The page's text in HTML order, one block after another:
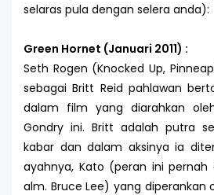
selaras pula dengan selera anda):
Green Hornet (Januari 2011) :
Seth Rogen (Knocked Up,
sebagai Britt Reid pahlawan
dalam film yang diarahkan
Gondry ini. Britt adalah putra
kabar dan dalam aksinya ia
ayahnya, Kato (peran ini pernah
alm. Bruce Lee) yang diperankan